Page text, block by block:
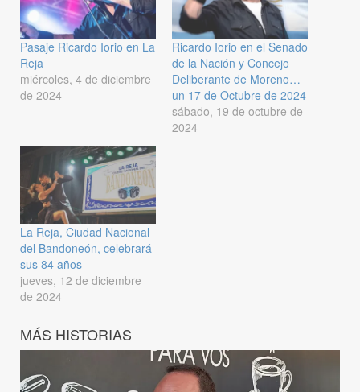
Pasaje Ricardo Iorio en La
Reja
miércoles, 4 de diciembre
de 2024
Ricardo Iorio en el Senado
de la Nación y Concejo
Deliberante de Moreno…
un 17 de Octubre de 2024
sábado, 19 de octubre de
2024
La Reja, Ciudad Nacional
del Bandoneón, celebrará
sus 84 años
jueves, 12 de diciembre
de 2024
MÁS HISTORIAS